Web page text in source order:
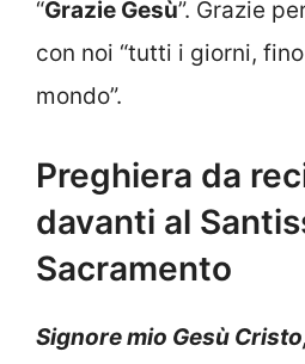
“Grazie Gesù”. Grazie
con noi “tutti i giorni,
mondo”.
Preghiera da
davanti al
Sacramento
Signore mio Gesù